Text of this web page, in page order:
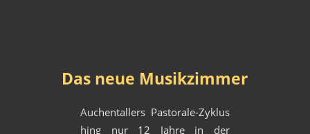
Das neue Musikzimmer
Auchentallers Pastorale-Zyklus
hing nur 12 Jahre in der